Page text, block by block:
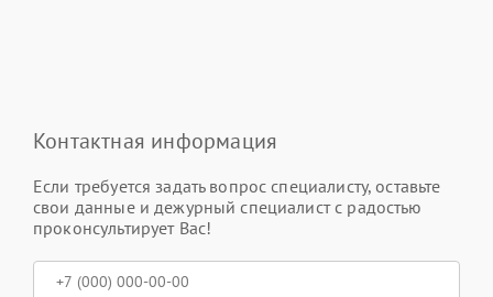
Контактная информация
Если требуется задать вопрос специалисту, оставьте
свои данные и дежурный специалист с радостью
проконсультирует Вас!